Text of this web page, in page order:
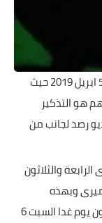
بيت المال بام درمان تظاهرة ليلة اليوم الجمعة 5 ابريل 2019 حيث
هو التذكير
وفى هذا الفيديو رصد لجانب من
السبت 6 ابريل 2019 الزكرى الرابعة والثلاثون
نميرى وبهذه
المناسبة دعت قوى اعلان الحرية والتغير بان يكون يوم غدا السبت 6